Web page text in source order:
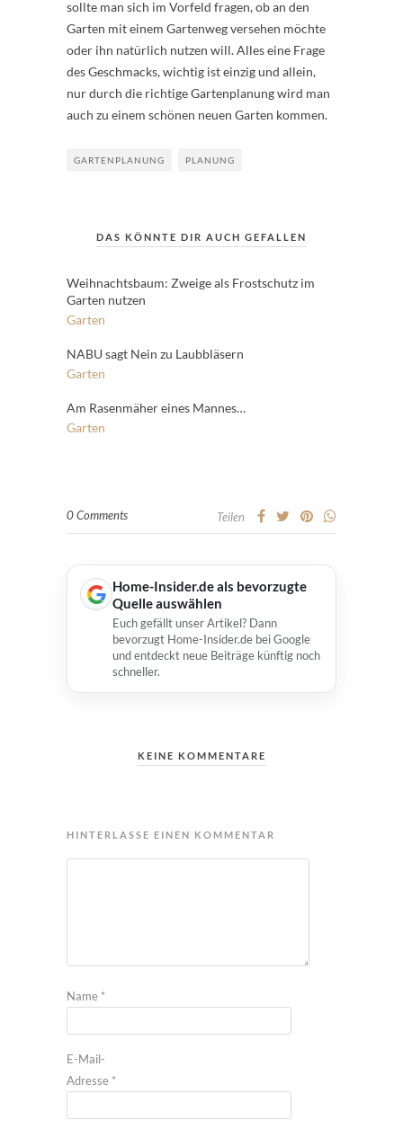
sollte man sich im Vorfeld fragen, ob an den
Garten mit einem Gartenweg versehen möchte
oder ihn natürlich nutzen will. Alles eine Frage
des Geschmacks, wichtig ist einzig und allein,
nur durch die richtige Gartenplanung wird man
auch zu einem schönen neuen Garten kommen.
GARTENPLANUNG PLANUNG
DAS KÖNNTE DIR AUCH GEFALLEN
Weihnachtsbaum: Zweige als Frostschutz im
Garten nutzen
Garten
NABU sagt Nein zu Laubbläsern
Garten
Am Rasenmäher eines Mannes…
Garten
0 Comments Teilen
Home-Insider.de als bevorzugte
Quelle auswählen
Euch gefällt unser Artikel? Dann
bevorzugt Home-Insider.de bei Google
und entdeckt neue Beiträge künftig noch
schneller.
KEINE KOMMENTARE
HINTERLASSE EINEN KOMMENTAR
Name *
E-Mail-
Adresse *